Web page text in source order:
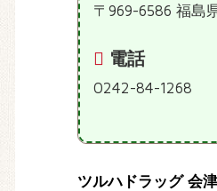
〒969-6586 福島
電話
0242-84-1268
ツルハドラッグ 会